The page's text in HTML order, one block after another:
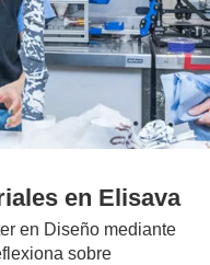
en Elisava
en Diseño mediante
sobre